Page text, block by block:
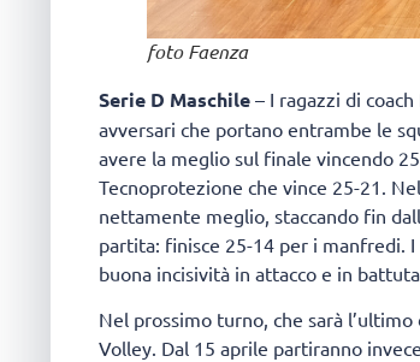
foto Faenza
Serie D Maschile – I ragazzi di
avversari che portano entrambe le
avere la meglio sul finale vincendo
Tecnoprotezione che vince 25-21.
nettamente meglio, staccando fin
partita: finisce 25-14 per i manfredi.
buona incisività in attacco e in
Nel prossimo turno, che sarà
Volley. Dal 15 aprile partiranno